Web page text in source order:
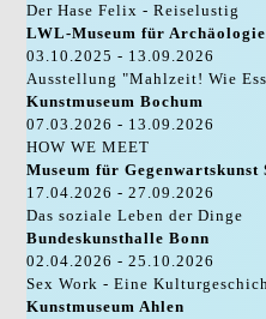
Der Hase Felix - Reiselustig
LWL-Museum für
03.10.2025 - 13.09.2026
Ausstellung "Mahlzeit! Wie
Kunstmuseum Bochum
07.03.2026 - 13.09.2026
HOW WE MEET
Museum für Gegenwartskunst
17.04.2026 - 27.09.2026
Das soziale Leben der Dinge
Bundeskunsthalle Bonn
02.04.2026 - 25.10.2026
Sex Work - Eine
Kunstmuseum Ahlen